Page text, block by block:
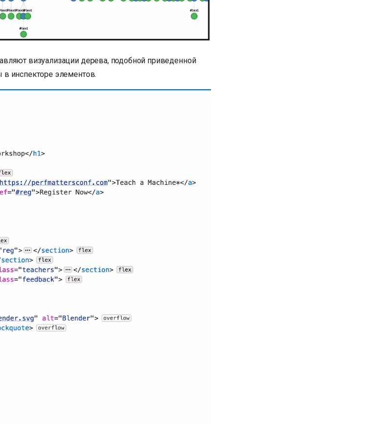
визуализации дерева, подобной приведенной
инспекторе элементов.